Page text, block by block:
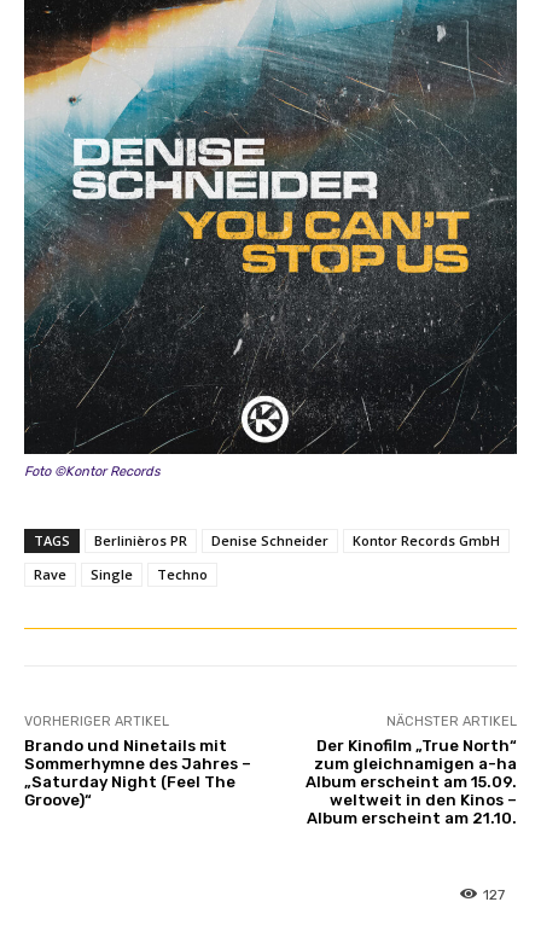
Foto ©Kontor Records
TAGS Berlinièros PR Denise Schneider
Kontor Records GmbH
Rave
Single Techno
VORHERIGER ARTIKEL
Brando und Ninetails mit
Sommerhymne des Jahres –
„Saturday Night (Feel The
Groove)“
NÄCHSTER ARTIKEL
Der Kinofilm „True North“
zum gleichnamigen a-ha
Album erscheint am 15.09.
weltweit in den Kinos –
Album erscheint am 21.10.
127